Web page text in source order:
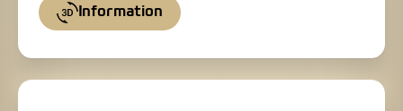
Information